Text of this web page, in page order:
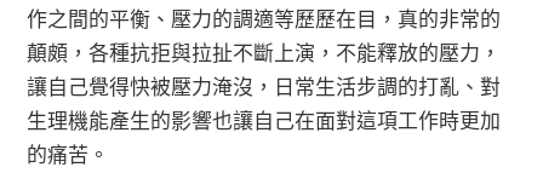
作之間的平衡、壓力的調適等歷歷在目，真的非常的
顛頗，各種抗拒與拉扯不斷上演，不能釋放的壓力，
讓自己覺得快被壓力淹沒，日常生活步調的打亂、對
生理機能產生的影響也讓自己在面對這項工作時更加
的痛苦。